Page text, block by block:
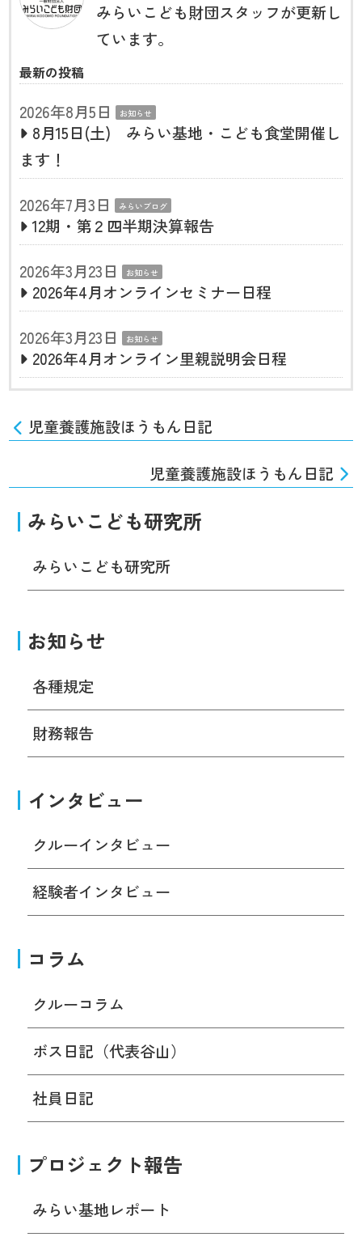
みらいこども財団スタッフが更新し
ています。
最新の投稿
2026年8月5日 お知らせ
8月15日(土) みらい基地・こども食堂開催し
ます！
2026年7月3日
みらいブログ
12期・第２四半期決算報告
2026年3月23日
お知らせ
2026年4月オンラインセミナー日程
2026年3月23日
お知らせ
2026年4月オンライン里親説明会日程
児童養護施設ほうもん日記
児童養護施設ほうもん日記
みらいこども研究所
みらいこども研究所
お知らせ
各種規定
財務報告
インタビュー
クルーインタビュー
経験者インタビュー
コラム
クルーコラム
ボス日記（代表谷山）
社員日記
プロジェクト報告
みらい基地レポート